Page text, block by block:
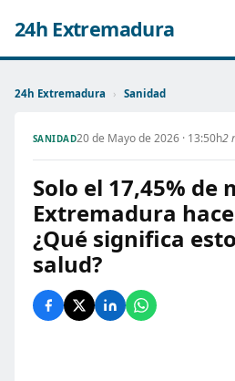
24h Extremadura
24h Extremadura › Sanidad
SANIDAD20 de Mayo de 2026 · 13:50h2
Solo el 17,45% de
Extremadura
¿Qué significa
salud?